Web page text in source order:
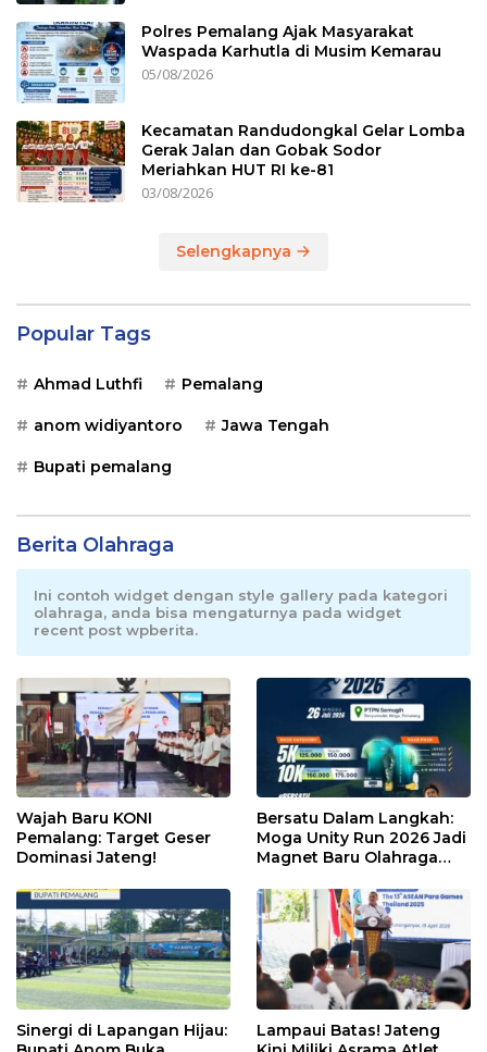
Polres Pemalang Ajak Masyarakat
Waspada Karhutla di Musim Kemarau
05/08/2026
Kecamatan Randudongkal Gelar Lomba
Gerak Jalan dan Gobak Sodor
Meriahkan HUT RI ke-81
03/08/2026
Selengkapnya
Popular Tags
Ahmad Luthfi Pemalang
anom widiyantoro Jawa Tengah
Bupati pemalang
Berita Olahraga
Ini contoh widget dengan style gallery pada kategori
olahraga, anda bisa mengaturnya pada widget
recent post wpberita.
Wajah Baru KONI
Pemalang: Target Geser
Dominasi Jateng!
Bersatu Dalam Langkah:
Moga Unity Run 2026 Jadi
Magnet Baru Olahraga
Sinergi di Lapangan Hijau:
Lampaui Batas! Jateng